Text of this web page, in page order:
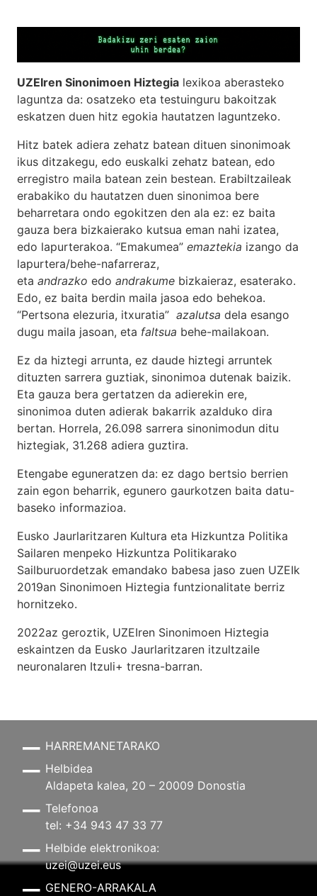
UZEIren Sinonimoen Hiztegia lexikoa aberasteko
laguntza da: osatzeko eta testuinguru bakoitzak
eskatzen duen hitz egokia hautatzen laguntzeko.
Hitz batek adiera zehatz batean dituen sinonimoak
ikus ditzakegu, edo euskalki zehatz batean, edo
erregistro maila batean zein bestean. Erabiltzaileak
erabakiko du hautatzen duen sinonimoa bere
beharretara ondo egokitzen den ala ez: ez baita
gauza bera bizkaierako kutsua eman nahi izatea,
edo lapurterakoa. “Emakumea” emaztekia izango da
lapurtera/behe-nafarreraz,
eta andrazko edo andrakume bizkaieraz, esaterako.
Edo, ez baita berdin maila jasoa edo behekoa.
“Pertsona elezuria, itxuratia” azalutsa dela esango
dugu maila jasoan, eta faltsua behe-mailakoan.
Ez da hiztegi arrunta, ez daude hiztegi arruntek
dituzten sarrera guztiak, sinonimoa dutenak baizik.
Eta gauza bera gertatzen da adierekin ere,
sinonimoa duten adierak bakarrik azalduko dira
bertan. Horrela, 26.098 sarrera sinonimodun ditu
hiztegiak, 31.268 adiera guztira.
Etengabe eguneratzen da: ez dago bertsio berrien
zain egon beharrik, egunero gaurkotzen baita datu-
baseko informazioa.
Eusko Jaurlaritzaren Kultura eta Hizkuntza Politika
Sailaren menpeko Hizkuntza Politikarako
Sailburuordetzak emandako babesa jaso zuen UZEIk
2019an Sinonimoen Hiztegia funtzionalitate berriz
hornitzeko.
2022az geroztik, UZEIren Sinonimoen Hiztegia
eskaintzen da Eusko Jaurlaritzaren itzultzaile
neuronalaren Itzuli+ tresna-barran.
HARREMANETARAKO
Helbidea
Aldapeta kalea, 20 – 20009 Donostia
Telefonoa
tel: +34 943 47 33 77
Helbide elektronikoa:
uzei@uzei.eus
GENERO-ARRAKALA